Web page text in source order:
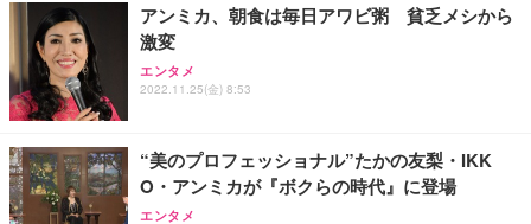
務用 おしゃれ パソコンチェア (ホワイト)
ANDWINT オフィスチェア デスクチェア 肘なし メ
ッシュ 通気性 ランバーサポート付き 腰サポート ガ
ス圧無段階昇降 360度回転 キャスター付き コンパク
【MiniLED/24.5inch/280Hz/FHD】GRAPHT THE S
HOOTER Gaming Monitor 24” Essential ゲーミン
グモニター QD 24.5インチ 1ms FHD 量子ドット 残
アイリスオーヤマ ペットシーツ 超厚型 お徳用 レギ
ュラー 200枚入【Amazon.co.jp限定】
アンミカ、朝食は毎日アワビ粥 貧乏メシから
激変
エンタメ
2022.11.25(金) 8:53
“美のプロフェッショナル”たかの友梨・IKK
O・アンミカが『ボクらの時代』に登場
エンタメ